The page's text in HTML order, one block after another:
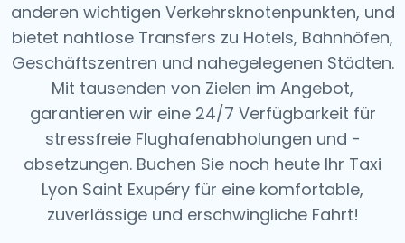
anderen wichtigen Verkehrsknotenpunkten, und
bietet nahtlose Transfers zu Hotels, Bahnhöfen,
Geschäftszentren und nahegelegenen Städten.
Mit tausenden von Zielen im Angebot,
garantieren wir eine 24/7 Verfügbarkeit für
stressfreie Flughafenabholungen und -
absetzungen. Buchen Sie noch heute Ihr Taxi
Lyon Saint Exupéry für eine komfortable,
zuverlässige und erschwingliche Fahrt!